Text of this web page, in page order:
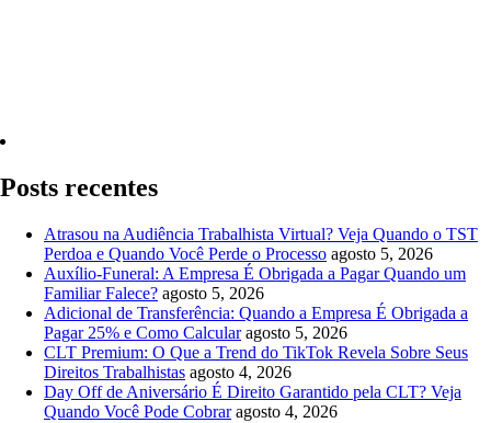
Posts recentes
Atrasou na Audiência Trabalhista Virtual? Veja Quando o TST
Perdoa e Quando Você Perde o Processo agosto 5, 2026
Auxílio-Funeral: A Empresa É Obrigada a Pagar Quando um
Familiar Falece? agosto 5, 2026
Adicional de Transferência: Quando a Empresa É Obrigada a
Pagar 25% e Como Calcular agosto 5, 2026
CLT Premium: O Que a Trend do TikTok Revela Sobre Seus
Direitos Trabalhistas agosto 4, 2026
Day Off de Aniversário É Direito Garantido pela CLT? Veja
Quando Você Pode Cobrar agosto 4, 2026